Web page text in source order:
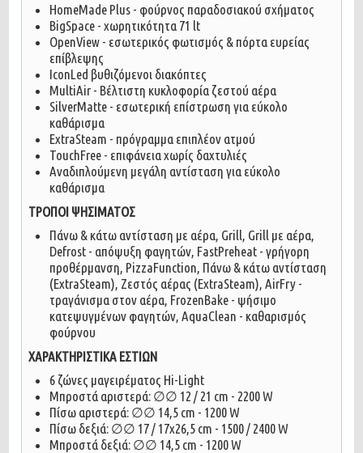
HomeMade Plus - φούρνος παραδοσιακού σχήματος
BigSpace - χωρητικότητα 71 lt
OpenView - εσωτερικός φωτισμός & πόρτα ευρείας
επίβλεψης
IconLed βυθιζόμενοι διακόπτες
MultiAir - Βέλτιστη κυκλοφορία ζεστού αέρα
SilverMatte - εσωτερική επίστρωση για εύκολο
καθάρισμα
ExtraSteam - πρόγραμμα επιπλέον ατμού
TouchFree - επιφάνεια χωρίς δαχτυλιές
Αναδιπλούμενη μεγάλη αντίσταση για εύκολο
καθάρισμα
ΤΡΟΠΟΙ ΨΗΣΙΜΑΤΟΣ
Πάνω & κάτω αντίσταση με αέρα, Grill, Grill με αέρα,
Defrost - απόψυξη φαγητών, FastPreheat - γρήγορη
προθέρμανση, PizzaFunction, Πάνω & κάτω αντίσταση
(ExtraSteam), Ζεστός αέρας (ExtraSteam), AirFry -
τραγάνισμα στον αέρα, FrozenBake - ψήσιμο
κατεψυγμένων φαγητών, AquaClean - καθαρισμός
φούρνου
ΧΑΡΑΚΤΗΡΙΣΤΙΚΑ ΕΣΤΙΩΝ
6 ζώνες μαγειρέματος Hi-Light
Μπροστά αριστερά: ∅∅ 12 / 21 cm - 2200 W
Πίσω αριστερά: ∅∅ 14,5 cm - 1200 W
Πίσω δεξιά: ∅∅ 17 / 17x26,5 cm - 1500 / 2400 W
Μπροστά δεξιά: ∅∅ 14,5 cm - 1200 W